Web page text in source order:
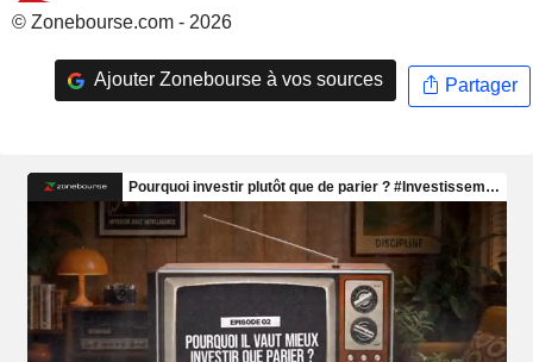
© Zonebourse.com - 2026
Ajouter Zonebourse à vos sources Partager